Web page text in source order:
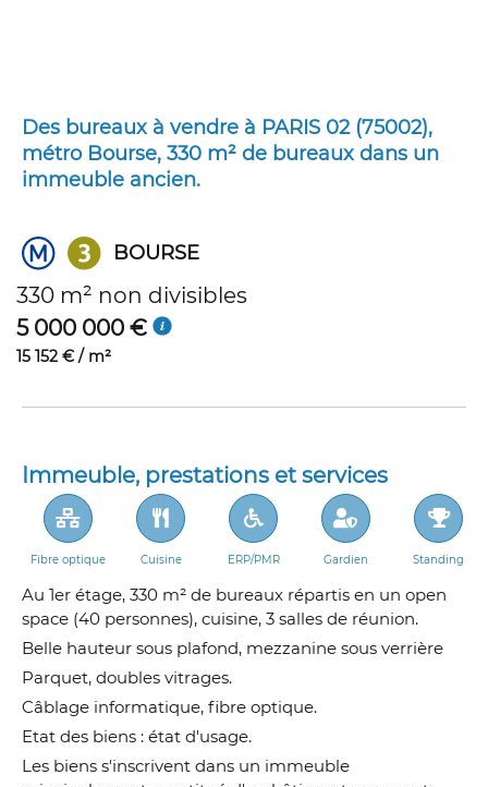
Des bureaux à vendre à PARIS 02 (75002),
métro Bourse, 330 m² de bureaux dans un
immeuble ancien.
BOURSE
330 m² non divisibles
5 000 000 €
15 152 € / m²
Immeuble, prestations et services
Fibre optique Cuisine ERP/PMR Gardien Standing
Au 1er étage, 330 m² de bureaux répartis en un open
space (40 personnes), cuisine, 3 salles de réunion.
Belle hauteur sous plafond, mezzanine sous verrière
Parquet, doubles vitrages.
Câblage informatique, fibre optique.
Etat des biens : état d'usage.
Les biens s'inscrivent dans un immeuble